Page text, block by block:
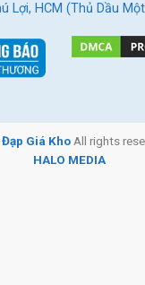
Lợi, HCM (Thủ Dầu
Giá Kho All rights
HALO MEDIA